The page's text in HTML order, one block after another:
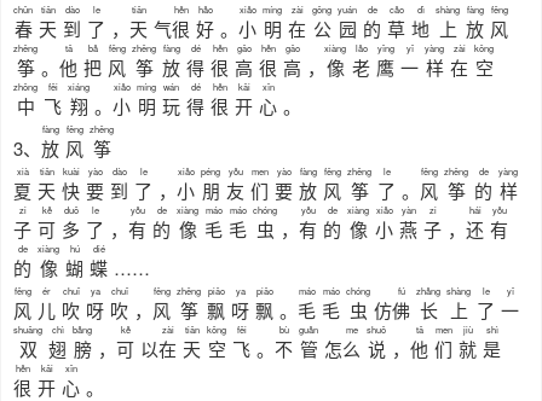
春
chūn
天
tiān
到
dào
了
le
， 天
tiān
气很
hěn
好
hǎo
。 小
xiǎo
明
míng
在
zài
公
gōng
园
yuán
的
de
草
cǎo
地
dì
上
shàng
放
fàng
风
fēng
筝
zhēng
。 他
tā
把
bǎ
风
fēng
筝
zhēng
放
fàng
得
dé
很
hěn
高
gāo
很
hěn
高
gāo
， 像
xiàng
老
lǎo
鹰
yīng
一
yī
样
yàng
在
zài
空
kōng
中
zhōng
飞
fēi
翔
xiáng
。 小
xiǎo
明
míng
玩
wán
得
dé
很
hěn
开
kāi
心
xīn
。
3、 放
fàng
风
fēng
筝
zhēng
夏
xià
天
tiān
快
kuài
要
yào
到
dào
了
le
， 小
xiǎo
朋
péng
友
yǒu
们
men
要
yào
放
fàng
风
fēng
筝
zhēng
了
le
。 风
fēng
筝
zhēng
的
de
样
yàng
子
zi
可
kě
多
duō
了
le
， 有
yǒu
的
de
像
xiàng
毛
máo
毛
máo
虫
chóng
， 有
yǒu
的
de
像
xiàng
小
xiǎo
燕
yàn
子
zi
， 还
hái
有
yǒu
的
de
像
xiàng
蝴
hú
蝶
dié
……
风
fēng
儿
ér
吹
chuī
呀
ya
吹
chuī
， 风
fēng
筝
zhēng
飘
piāo
呀
ya
飘
piāo
。 毛
máo
毛
máo
虫
chóng
仿佛
fú
长
zhǎng
上
shàng
了
le
一
yī
双
shuāng
翅
chì
膀
bǎng
， 可
kě
以在
zài
天
tiān
空
kōng
飞
fēi
。 不
bù
管
guǎn
怎么
me
说
shuō
， 他
tā
们
men
就
jiù
是
shì
很
hěn
开
kāi
心
xīn
。